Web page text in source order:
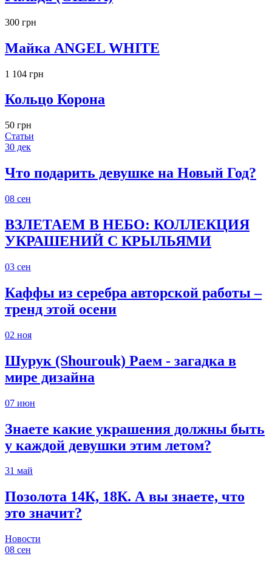
300 грн
Майка ANGEL WHITE
1 104 грн
Кольцо Корона
50 грн
Статьи
30 дек
Что подарить девушке на Новый Год?
08 сен
ВЗЛЕТАЕМ В НЕБО: КОЛЛЕКЦИЯ
УКРАШЕНИЙ С КРЫЛЬЯМИ
03 сен
Каффы из серебра авторской работы –
тренд этой осени
02 ноя
Шурук (Shourouk) Раем - загадка в
мире дизайна
07 июн
Знаете какие украшения должны быть
у каждой девушки этим летом?
31 май
Позолота 14К, 18К. А вы знаете, что
это значит?
Новости
08 сен